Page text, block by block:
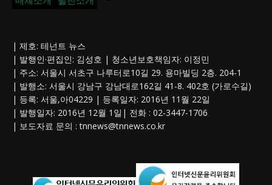
| 제호: 테넌트 뉴스
| 발행인·편집인: 김성호 | 청소년보호책임자: 이정민
| 주소: 서울시 서초구 나루터로10길 29. 용마빌딩 2층. 204-1
| 발행소: 서울시 강남구 강남대로162길 41-8. 402호 (가로수길)
| 등록: 서울,아04229 | 등록일자: 2016년 11월 22일
| 발행일자: 2016년 12월 1일| 전화 : 02-3447-1706
| 보도자료 문의 :tnnews@tnnews.co.kr